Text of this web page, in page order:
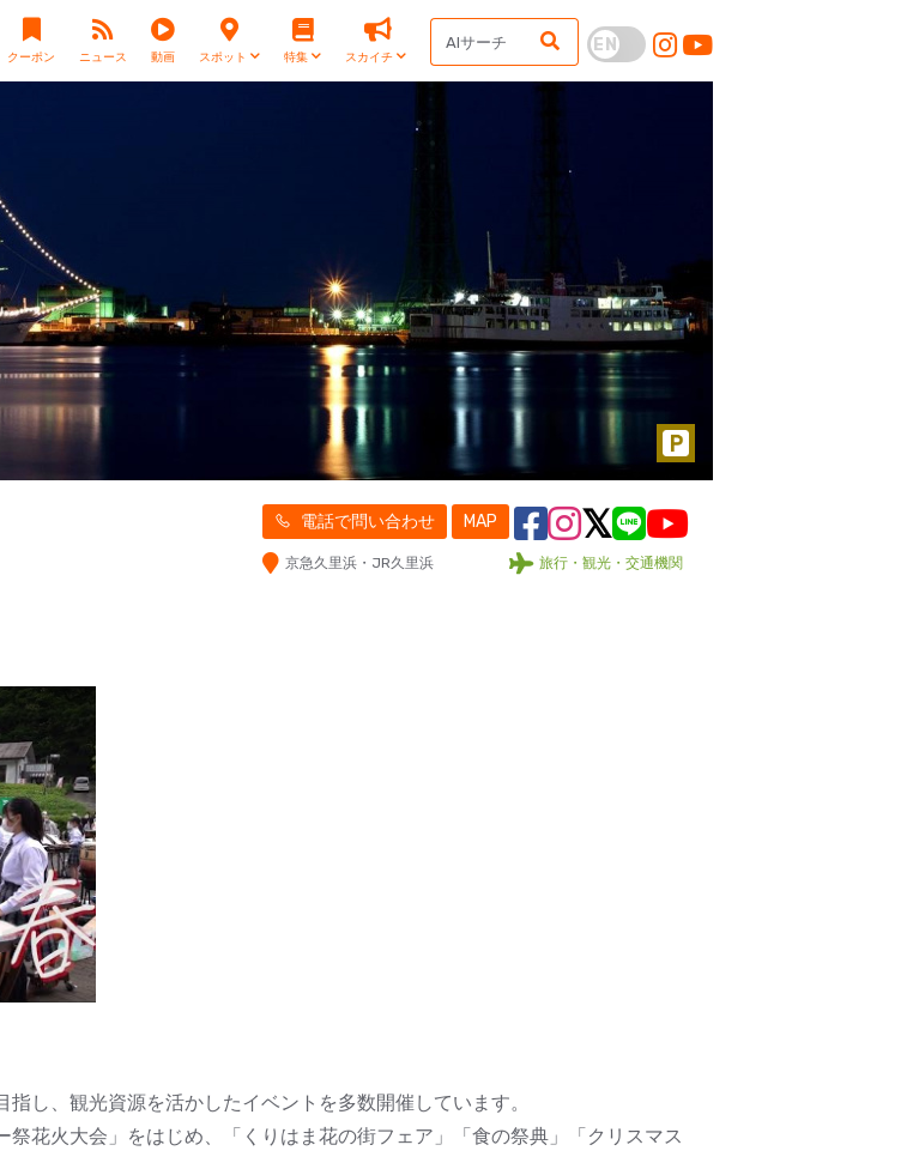
クーポン ニュース 動画 スポット 特集 スカイチ
電話で問い合わせ MAP
京急久里浜・JR久里浜 旅行・観光・交通機関
し、観光資源を活かしたイベントを多数開催しています。
花火大会」をはじめ、「くりはま花の街フェア」「食の祭典」「クリスマス